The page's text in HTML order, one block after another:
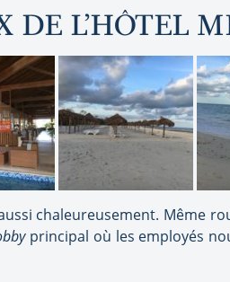
DE L’HÔTEL
chaleureusement. Même
principal où les employés